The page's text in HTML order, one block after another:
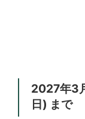
2027年3
日) まで